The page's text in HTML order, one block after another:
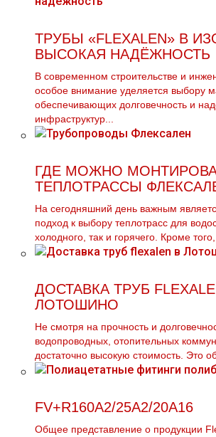
ТРУБЫ «FLEXALEN» В
ВЫСОКАЯ НАДЁЖНОСТЬ
В современном строительстве и
особое внимание уделяется выбору
обеспечивающих долговечность и
инфраструктур...
ГДЕ МОЖНО
ТЕПЛОТРАССЫ
На сегодняшний день важным
подход к выбору теплотрасс для
холодного, так и горячего. Кроме того,
ДОСТАВКА ТРУБ
ЛОТОШИНО
Не смотря на прочность и
водопроводных, отопительных
достаточно высокую стоимость. Это
FV+R160A2/25A2/20A16
Общее представление о продукции